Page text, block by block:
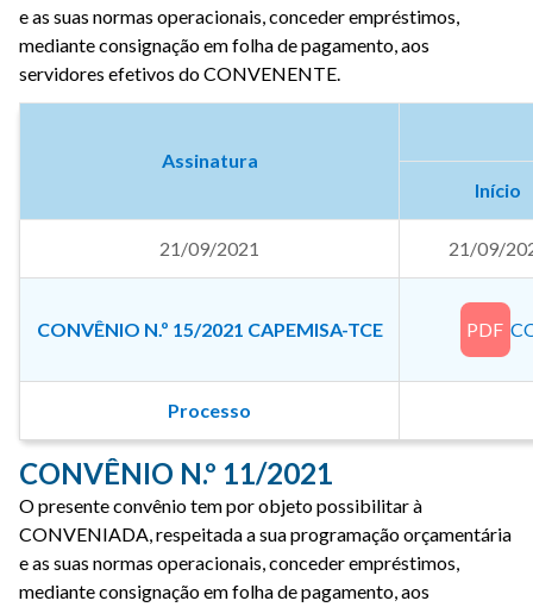
e as suas normas operacionais, conceder empréstimos,
mediante consignação em folha de pagamento, aos
servidores efetivos do CONVENENTE.
Assinatura
Início
21/09/2021 21/09/
CONVÊNIO N.º 15/2021 CAPEMISA-TCE PDF
Processo
CONVÊNIO N.º 11/2021
O presente convênio tem por objeto possibilitar à
CONVENIADA, respeitada a sua programação orçamentária
e as suas normas operacionais, conceder empréstimos,
mediante consignação em folha de pagamento, aos